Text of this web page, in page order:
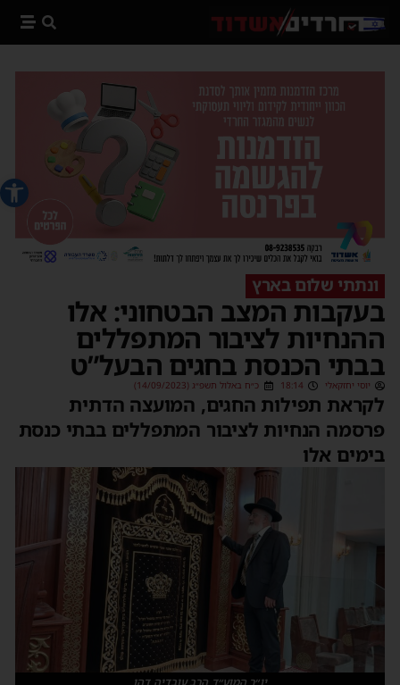
פתח
ונתתי שלום בארץ
בעקבות המצב הבטחוני: אלו
ההנחיות לציבור המתפללים
בבתי הכנסת בחגים הבעל”ט
יוסי יחזקאלי 18:14 כ״ח באלול תשפ״ג (14/09/2023)
לקראת תפילות החגים, המועצה הדתית
פרסמה הנחיות לציבור המתפללים בבתי כנסת
בימים אלו
יו״ר המוע״ד הרב עובדיה דהן